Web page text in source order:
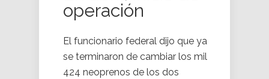
operación
El funcionario federal dijo que ya
se terminaron de cambiar los mil
424 neoprenos de los dos